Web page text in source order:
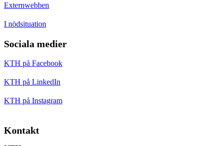
Externwebben
I nödsituation
Sociala medier
KTH på Facebook
KTH på LinkedIn
KTH på Instagram
Kontakt